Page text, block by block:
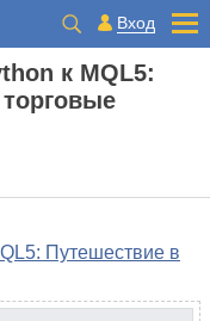
Вход
к MQL5:
Путешествие в